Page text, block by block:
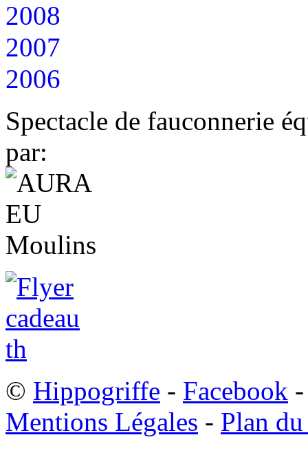
2008
2007
2006
Spectacle de fauconnerie
par:
© Hippogriffe - Facebook
Mentions Légales - Plan